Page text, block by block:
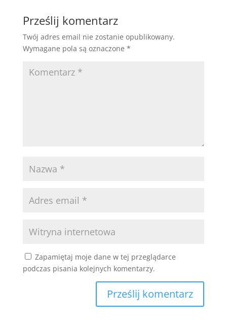
Prześlij komentarz
Twój adres email nie zostanie opublikowany.
Wymagane pola są oznaczone *
Zapamiętaj moje dane w tej przeglądarce
podczas pisania kolejnych komentarzy.